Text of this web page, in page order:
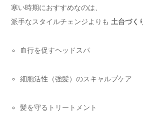
寒い時期におすすめなのは、
派手なスタイルチェンジよりも 土台づく
血行を促すヘッドスパ
細胞活性（強髪）のスキャルプケア
髪を守るトリートメント